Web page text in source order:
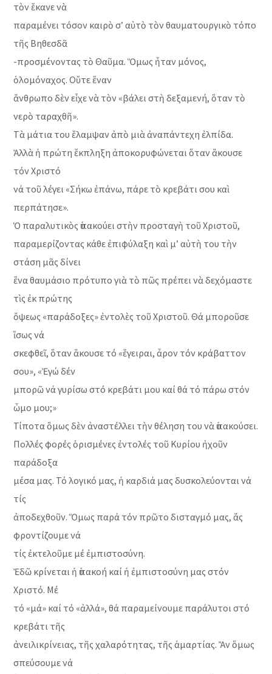
τὸν ἔκανε νὰ
παραμένει τόσον καιρὸ σ’ αὐτὸ τὸν θαυματουργικὸ τόπο
τῆς Βηθεσδᾶ
-προσμένοντας τὸ Θαῦμα. Ὅμως ἦταν μόνος,
ὁλομόναχος. Οὔτε ἕναν
ἄνθρωπο δὲν εἶχε νὰ τὸν «βάλει στὴ δεξαμενή, ὅταν τὸ
νερὸ ταραχθῆ».
Τὰ μάτια του ἔλαμψαν ἀπὸ μιὰ ἀναπάντεχη ἐλπίδα.
Ἀλλὰ ἡ πρώτη ἔκπληξη ἀποκορυφώνεται ὅταν ἄκουσε
τόν Χριστό
νά τοῦ λέγει «Σήκω ἐπάνω, πάρε τὸ κρεβάτι σου καὶ
περπάτησε».
Ὁ παραλυτικὸς ὑπακούει στὴν προσταγὴ τοῦ Χριστοῦ,
παραμερίζοντας κάθε ἐπιφύλαξη καὶ μ’ αὐτὴ του τὴν
στάση μᾶς δίνει
ἕνα θαυμάσιο πρότυπο γιὰ τὸ πῶς πρέπει νὰ δεχόμαστε
τὶς ἐκ πρώτης
ὄψεως «παράδοξες» ἐντολὲς τοῦ Χριστοῦ. Θά μποροῦσε
ἴσως νά
σκεφθεῖ, ὅταν ἄκουσε τό «ἔγειραι, ἆρον τόν κράβαττον
σου», «Ἐγώ δέν
μπορῶ νά γυρίσω στό κρεβάτι μου καί θά τό πάρω στόν
ὦμο μου;»
Τίποτα ὅμως δὲν ἀναστέλλει τὴν θέληση του νὰ ὑπακούσει.
Πολλές φορές ὁρισμένες ἐντολές τοῦ Κυρίου ἠχοῦν
παράδοξα
μέσα μας. Τό λογικό μας, ἡ καρδιά μας δυσκολεύονται νά
τίς
ἀποδεχθοῦν. Ὅμως παρά τόν πρῶτο δισταγμό μας, ἄς
φροντίζουμε νά
τίς ἐκτελοῦμε μέ ἐμπιστοσύνη.
Ἐδῶ κρίνεται ἡ ὑπακοή καί ἡ ἐμπιστοσύνη μας στόν
Χριστό. Μέ
τό «μά» καί τό «ἀλλά», θά παραμείνουμε παράλυτοι στό
κρεβάτι τῆς
ἀνειλικρίνειας, τῆς χαλαρότητας, τῆς ἁμαρτίας. Ἄν ὅμως
σπεύσουμε νά